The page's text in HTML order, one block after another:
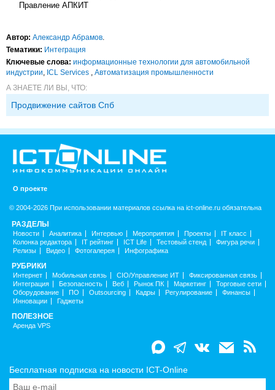
Правление АПКИТ
Автор: Александр Абрамов
Тематики: Интеграция
Ключевые слова: информационные технологии для автомобильной
индустрии ICL Services
Автоматизация промышленности
А ЗНАЕТЕ ЛИ ВЫ, ЧТО:
Продвижение сайтов Спб
О проекте
© 2004-2026 При использовании материалов ссылка на ict-online.ru обязательна
РАЗДЕЛЫ
Новости Аналитика Интервью Мероприятия Проекты
IT класс
Колонка редактора
IT рейтинг ICT Life Тестовый стенд
Фигура речи
Релизы
Видео Фотогалерея Инфографика
РУБРИКИ
Интернет Мобильная связь CIO/Управление ИТ
Фиксированная связь
Интеграция
Безопасность Веб Рынок ПК Маркетинг
Торговые сети
Оборудование
ПО Outsourcing Кадры Регулирование
Финансы
Инновации
Гаджеты
ПОЛЕЗНОЕ
Аренда VPS
Бесплатная подписка на новости ICT-Online